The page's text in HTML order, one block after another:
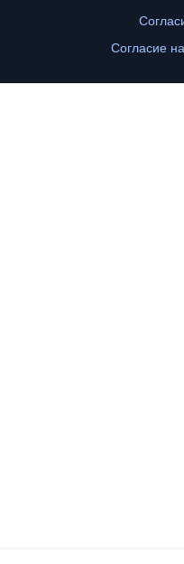
Согласие